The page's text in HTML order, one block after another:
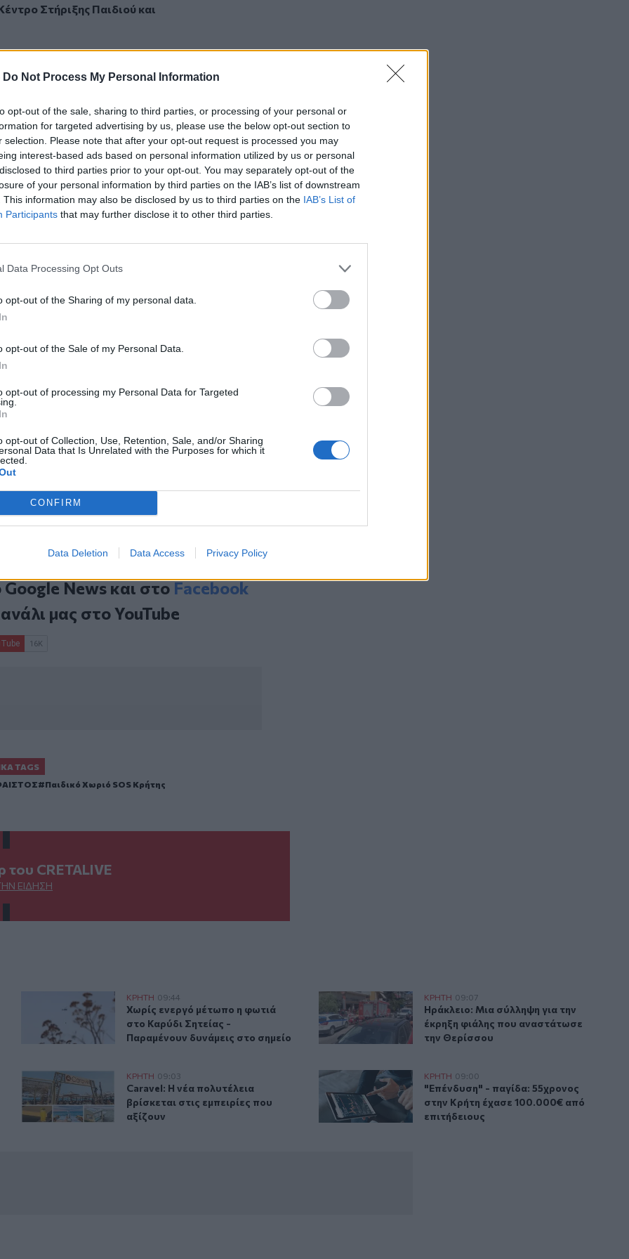
Do Not Process My Personal Information
opt-out of the sale, sharing to third parties, or processing of your personal or
for targeted advertising by us, please use the below opt-out section to
selection. Please note that after your opt-out request is processed you may
interest-based ads based on personal information utilized by us or personal
to third parties prior to your opt-out. You may separately opt-out of the
of your personal information by third parties on the IAB’s list of downstream
This information may also be disclosed by us to third parties on the IAB’s List of
Participants that may further disclose it to other third parties.
Data Processing Opt Outs
opt-out of the Sharing of my personal data.
opt-out of the Sale of my Personal Data.
opt-out of processing my Personal Data for Targeted
opt-out of Collection, Use, Retention, Sale, and/or Sharing
Data that Is Unrelated with the Purposes for which it
CONFIRM
Data Deletion Data Access Privacy Policy
Στήριξης Παιδιού και
στη Φοινικιά Ηρακλείου η
Κρήτης
, του τέταρτου Παιδικού Χωριού
Κρήτης στεγάζεται σε σύγχρονες
και αποτελείται από 3 σπίτια
25 παιδιά.
με το Κέντρο Στήριξης Παιδιού &
SOS Ελλάδος, τις υπηρεσίες που
2810-222610 & 2810-222670
villages.gr
των καταστημάτων ΦΑΙΣΤΟΣ
Λασιθίου
Google Newsκαι στοFacebook
μας στοYouTube
TAGS
Παιδικό Χωριό SOS Κρήτης
του CRETALIVE
ΕΊΔΗΣΗ
σε φορτηγό
Χωρίς ενεργό μέτωπο η φωτιά στο Καρύδι Σητείας - Παραμένουν δυνάμεις στο σημείο
ΚΡΗΤΗ 09:44
Χωρίς ενεργό μέτωπο η φωτιά στο Καρύδι Σητείας - Παραμένουν δυνάμεις στο σημείο
Χωρίς ενεργό μέτωπο η φωτιά
στο Καρύδι Σητείας -
Παραμένουν δυνάμεις στο σημείο
Ηράκλειο: Μια σύλληψη για την έκρηξη φιάλης που
ΚΡΗΤΗ 09:07
Ηράκλειο: Μια σύλληψη για την
Ηράκλειο: Μια σύλληψη για την
έκρηξη φιάλης που αναστάτωσε
την Θερίσσου
της Ιεράπετρας
Caravel: Η νέα πολυτέλεια βρίσκεται στις εμπειρίες που αξίζουν
ΚΡΗΤΗ 09:03
Caravel: Η νέα πολυτέλεια βρίσκεται στις εμπειρίες που αξίζουν
Caravel: Η νέα πολυτέλεια
βρίσκεται στις εμπειρίες που
αξίζουν
Του υποσχέθηκαν τεράστια κέρδη και του άρπαξαν
ΚΡΗΤΗ 09:00
"Επένδυση" - παγίδα: 55χρονος στην
"Επένδυση" - παγίδα: 55χρονος
στην Κρήτη έχασε 100.000€ από
επιτήδειους